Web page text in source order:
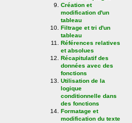
Création et
modification d'un
tableau
Filtrage et tri d'un
tableau
Références relatives
et absolues
Récapitulatif des
données avec des
fonctions
Utilisation de la
logique
conditionnelle dans
des fonctions
Formatage et
modification du texte